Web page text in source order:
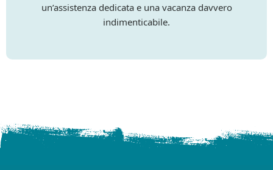
un’assistenza dedicata e una vacanza davvero
indimenticabile.